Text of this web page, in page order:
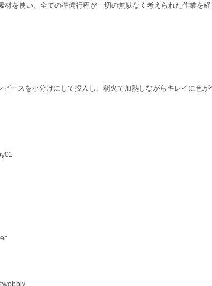
材を使い、全ての準備行程が一切の無駄なく考えられた作業を
ースを小分けにして投入し、弱火で加熱しながらキレイに色が